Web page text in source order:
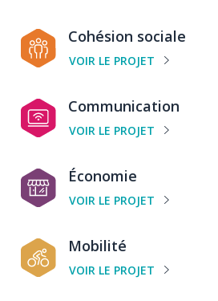
Catégorie
de
Cohésion sociale
VOIR LE PROJET
Catégorie
de
Communication
VOIR LE PROJET
Catégorie
de
Économie
VOIR LE PROJET
Catégorie
de
Mobilité
VOIR LE PROJET